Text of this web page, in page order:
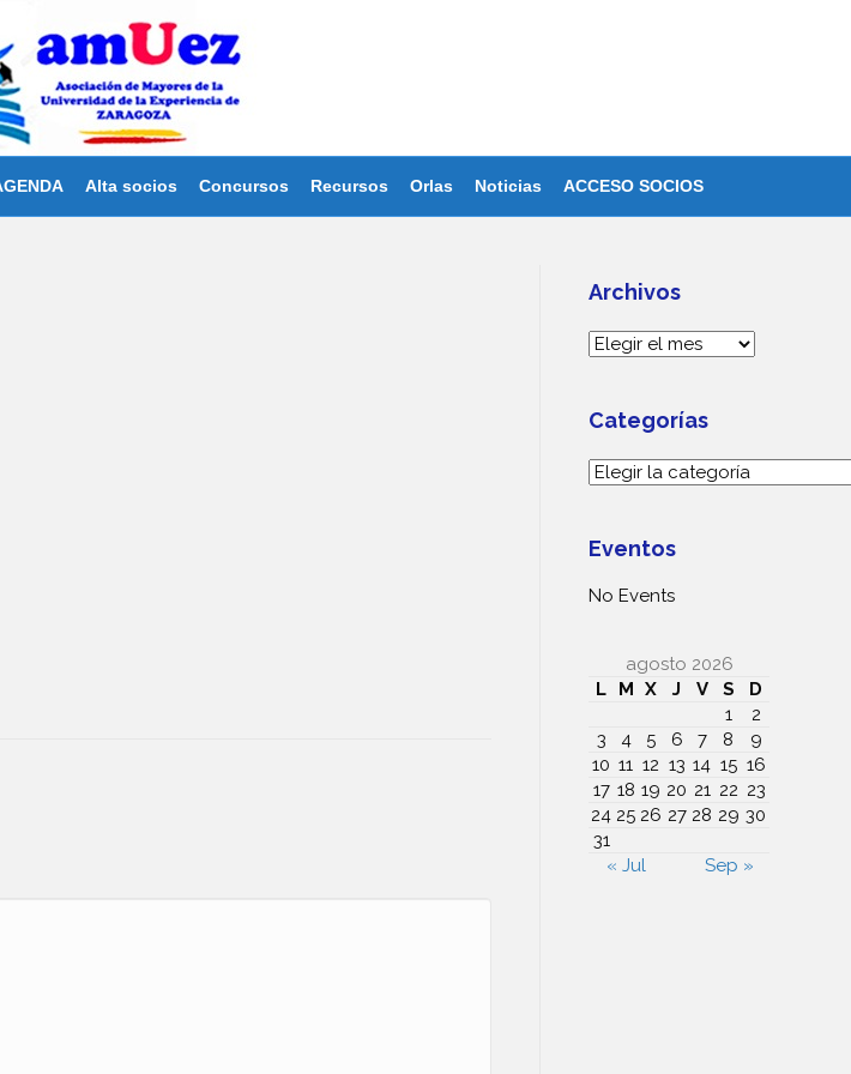
Alta socios Concursos Recursos Orlas Noticias ACCESO SOCIOS
Archivos
Archivos
Categorías
Categorías
Eventos
No Events
agosto 2026
L
M X J V S
D
1
2
3
4 5 6 7 8
9
10 11 12 13 14 15 16
17 18 19 20 21 22 23
24 25 26 27 28 29 30
31
« Jul
Sep »